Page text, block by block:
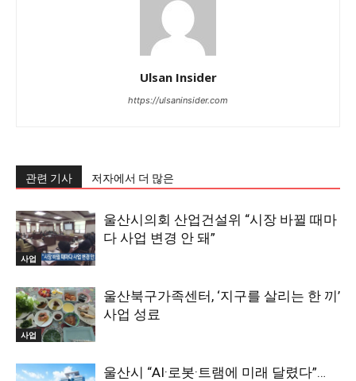
Ulsan Insider
https://ulsaninsider.com
관련 기사 저자에서 더 많은
사업
울산시의회 산업건설위 “시장 바뀔 때마
다 사업 변경 안 돼”
사업
울산북구가족센터, ‘지구를 살리는 한 끼’
사업 성료
울산시 “AI·로봇·트램에 미래 달렸다”…